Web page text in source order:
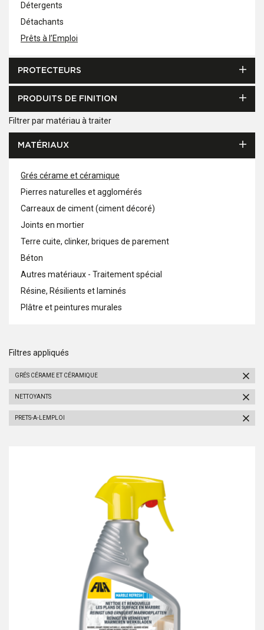
Détergents
Détachants
Prêts à l’Emploi
PROTECTEURS
PRODUITS DE FINITION
Filtrer par matériau à traiter
MATÉRIAUX
Grés cérame et céramique
Pierres naturelles et agglomérés
Carreaux de ciment (ciment décoré)
Joints en mortier
Terre cuite, clinker, briques de parement
Béton
Autres matériaux - Traitement spécial
Résine, Résilients et laminés
Plâtre et peintures murales
Filtres appliqués
GRÉS CÉRAME ET CÉRAMIQUE
NETTOYANTS
PRETS-A-LEMPLOI